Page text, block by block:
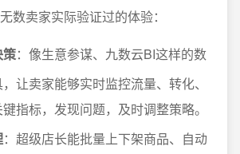
数卖家实际验证过的体验：
策：像生意参谋、九数云BI这样的数
让卖家能够实时监控流量、转化、
指标，发现问题，及时调整策略。
：超级店长能批量上下架商品、自动